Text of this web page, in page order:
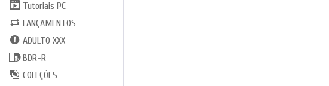
Tutoriais PC
LANÇAMENTOS
ADULTO XXX
BDR-R
COLEÇÕES